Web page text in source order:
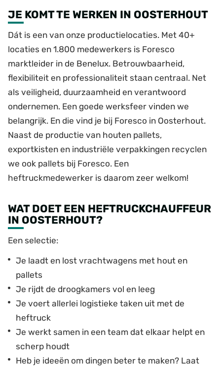
JE KOMT TE WERKEN IN OOSTERHOUT
Dát is een van onze productielocaties. Met 40+
locaties en 1.800 medewerkers is Foresco
marktleider in de Benelux. Betrouwbaarheid,
flexibiliteit en professionaliteit staan centraal. Net
als veiligheid, duurzaamheid en verantwoord
ondernemen. Een goede werksfeer vinden we
belangrijk. En die vind je bij Foresco in Oosterhout.
Naast de productie van houten pallets,
exportkisten en industriële verpakkingen recyclen
we ook pallets bij Foresco. Een
heftruckmedewerker is daarom zeer welkom!
WAT DOET EEN HEFTRUCKCHAUFFEUR
IN OOSTERHOUT?
Een selectie:
Je laadt en lost vrachtwagens met hout en
pallets
Je rijdt de droogkamers vol en leeg
Je voert allerlei logistieke taken uit met de
heftruck
Je werkt samen in een team dat elkaar helpt en
scherp houdt
Heb je ideeën om dingen beter te maken? Laat